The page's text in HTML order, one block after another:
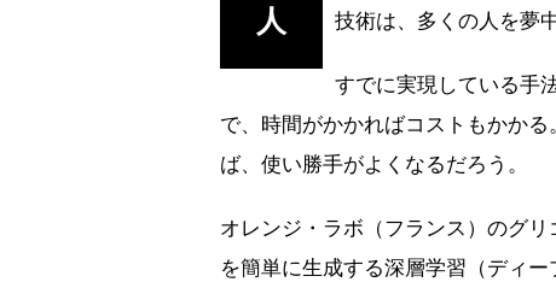
人 技術は、多くの人を夢
すでに実現している手
で、時間がかかればコストもかか
ば、使い勝手がよくなるだろう。
オレンジ・ラボ（フランス）のグ
を簡単に生成する深層学習（ディ